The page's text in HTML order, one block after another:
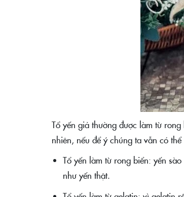
Tổ yến giả thường được làm từ
nhiên, nếu để ý chúng ta vẫn có
Tổ yến làm từ rong biển: yến
như yến thật.